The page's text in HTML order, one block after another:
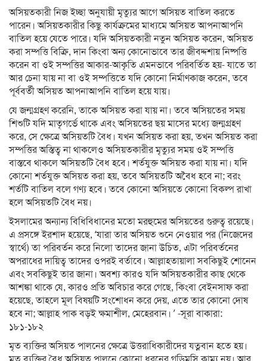
অসিয়তকারী নিজ ইচ্ছা অনুযায়ী মৃত্যুর আগে অসিয়ত বাতিল করতে
পারেন। অসিয়তকারীর কিছু কার্যক্রমের মাধ্যমে অসিয়ত আপনাআপনি
বাতিল হয়ে যেতে পারে। যদি অসিয়তকারী নতুন অসিয়ত করেন, অসিয়ত
করা সম্পত্তি বিক্রি, দান কিংবা অন্য কোনোভাবে তার জীবদ্দশায় নিষ্পত্তি
করেন বা ওই সম্পত্তির আকার-আকৃতি এমনভাবে পরিবর্তিত হয়- যাতে তা
আর চেনা যায় না বা ওই সম্পত্তিতে যদি কোনো নির্মাণকাজ করেন, তবে
পূর্ববর্তী অসিয়ত আপনাআপনি বাতিল হয়ে যায়।
যে জন্মগ্রহণ করেনি, তাকে অসিয়ত করা যায় না। তবে অসিয়তের সময়
শিশুটি যদি মাতৃগর্ভে থাকে এবং অসিয়তের ছয় মাসের মধ্যে জন্মগ্রহণ
করে, সে ক্ষেত্রে অসিয়তটি বৈধ। যখন অসিয়ত করা হয়, তখন অসিয়ত করা
সম্পত্তির অস্তিত্ব না থাকলেও অসিয়তকারীর মৃত্যুর সময় ওই সম্পত্তি
বাস্তবে থাকলে অসিয়তটি বৈধ হবে। শর্তযুক্ত অসিয়ত করা যায় না। যদি
কোনো শর্তযুক্ত অসিয়ত করা হয়, তবে অসিয়তটি অবৈধ হবে না; বরং
শর্তটি বাতিল বলে গণ্য হবে। তবে কোনো অসিয়তে কোনো বিকল্প রাখা
হলে অসিয়তটি বৈধ নয়।
ইসলামের অন্যান্য বিধিবিধানের মতো মরহুমের অসিয়তের গুরুত্ব রয়েছে।
এ প্রসঙ্গে ইরশাদ হয়েছে, ‘যারা তার অসিয়ত শুনে নেওয়ার পর (নিজেদের
স্বার্থে) তা পরিবর্তন করে নিলো তাদের জানা উচিত, এটা পরিবর্তনের
অপরাধের দায়িত্ব তাদের ওপরই বর্তাবে। আল্লাহতায়ালা সবকিছুই শোনেন
এবং সবকিছুই তার জানা। অবশ্য কারও যদি অসিয়তকারীর কাছ থেকে
আশঙ্কা থাকে যে, কারও প্রতি অবিচার করে গেছে, কিংবা বেইনসাফ করা
হয়েছে, তাহলে মূল বিষয়টি সংশোধন করে দেয়, এতে তার কোনো দোষ
হবে না; আল্লাহ পাক বড়ই ক্ষমাশীল, মেহেরবান। ’ -সূরা বাকারা:
১৮১-১৮২
মৃত ব্যক্তির অসিয়ত পালনের ক্ষেত্রে উত্তরাধিকারীদের যত্নবান হতে হয়।